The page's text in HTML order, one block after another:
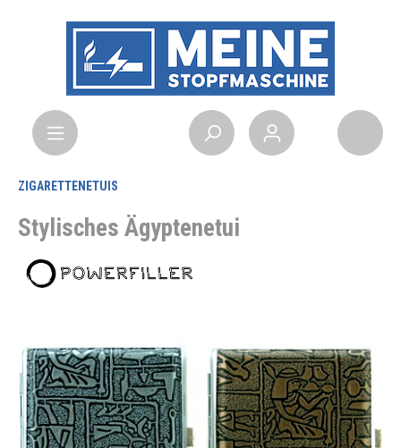
ZIGARETTENETUIS
Stylisches Ägyptenetui